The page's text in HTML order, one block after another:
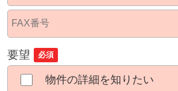
要望 必須
物件の詳細を知りたい